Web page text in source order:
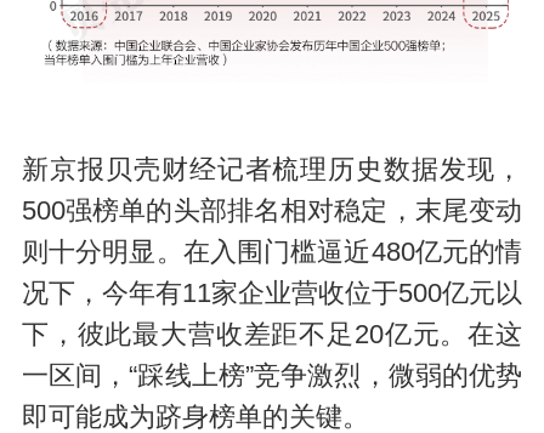
新京报贝壳财经记者梳理历史数据发现，
500强榜单的头部排名相对稳定，末尾变动
则十分明显。在入围门槛逼近480亿元的情
况下，今年有11家企业营收位于500亿元以
下，彼此最大营收差距不足20亿元。在这
一区间，“踩线上榜”竞争激烈，微弱的优势
即可能成为跻身榜单的关键。